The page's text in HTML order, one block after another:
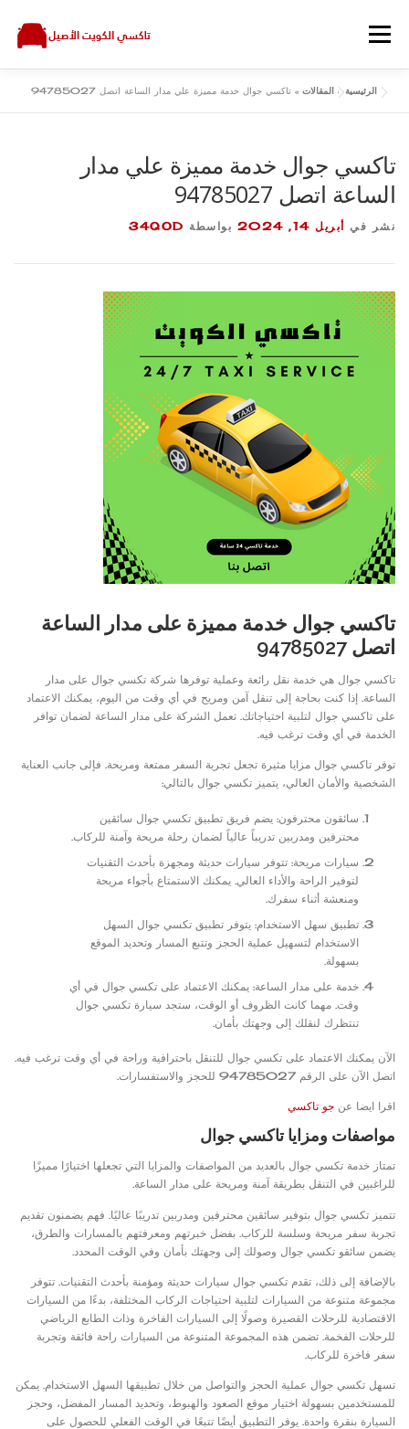
المحتوى
القائمة
الرئيسية» المقالات » تاكسي جوال خدمة مميزة علي مدار الساعة اتصل 94785027
تاكسي جوال خدمة مميزة علي مدار
الساعة اتصل 94785027
نشر في أبريل 14, 2024 بواسطة 34QOD
تاكسي جوال خدمة مميزة على مدار الساعة
اتصل 94785027
تاكسي جوال هي خدمة نقل رائعة وعملية توفرها شركة تكسي جوال على مدار
الساعة. إذا كنت بحاجة إلى تنقل آمن ومريح في أي وقت من اليوم، يمكنك الاعتماد
على تاكسي جوال لتلبية احتياجاتك. تعمل الشركة على مدار الساعة لضمان توافر
الخدمة في أي وقت ترغب فيه.
توفر تاكسي جوال مزايا مثيرة تجعل تجربة السفر ممتعة ومريحة. فإلى جانب العناية
الشخصية والأمان العالي، يتميز تكسي جوال بالتالي:
سائقون محترفون: يضم فريق تطبيق تكسي جوال سائقين
محترفين ومدربين تدريباً عالياً لضمان رحلة مريحة وآمنة للركاب.
سيارات مريحة: تتوفر سيارات حديثة ومجهزة بأحدث التقنيات
لتوفير الراحة والأداء العالي. يمكنك الاستمتاع بأجواء مريحة
ومنعشة أثناء سفرك.
تطبيق سهل الاستخدام: يتوفر تطبيق تكسي جوال السهل
الاستخدام لتسهيل عملية الحجز وتتبع المسار وتحديد الموقع
بسهولة.
خدمة على مدار الساعة: يمكنك الاعتماد على تكسي جوال في أي
وقت. مهما كانت الظروف أو الوقت، ستجد سيارة تكسي جوال
تنتظرك لنقلك إلى وجهتك بأمان.
الآن يمكنك الاعتماد على تكسي جوال للتنقل باحترافية وراحة في أي وقت ترغب فيه.
اتصل الآن على الرقم 94785027 للحجز والاستفسارات.
اقرا ايضا عن جو تاكسي
مواصفات ومزايا تاكسي جوال
تمتاز خدمة تكسي جوال بالعديد من المواصفات والمزايا التي تجعلها اختيارًا مميزًا
للراغبين في التنقل بطريقة آمنة ومريحة على مدار الساعة.
تتميز تكسي جوال بتوفير سائقين محترفين ومدربين تدريبًا عاليًا. فهم يضمنون تقديم
تجربة سفر مريحة وسلسة للركاب. بفضل خبرتهم ومعرفتهم بالمسارات والطرق،
يضمن سائقو تكسي جوال وصولك إلى وجهتك بأمان وفي الوقت المحدد.
بالإضافة إلى ذلك، تقدم تكسي جوال سيارات حديثة ومؤمنة بأحدث التقنيات. تتوفر
مجموعة متنوعة من السيارات لتلبية احتياجات الركاب المختلفة، بدءًا من السيارات
الاقتصادية للرحلات القصيرة وصولًا إلى السيارات الفاخرة وذات الطابع الرياضي
للرحلات الفخمة. تضمن هذه المجموعة المتنوعة من السيارات راحة فائقة وتجربة
سفر فاخرة للركاب.
تسهل تكسي جوال عملية الحجز والتواصل من خلال تطبيقها السهل الاستخدام. يمكن
للمستخدمين بسهولة اختيار موقع الصعود والهبوط، وتحديد المسار المفضل، وحجز
السيارة بنقرة واحدة. يوفر التطبيق أيضًا تتبعًا في الوقت الفعلي للحصول على